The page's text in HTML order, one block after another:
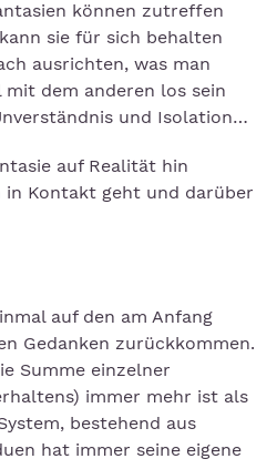
können zutreffen
sie für sich behalten
ausrichten, was man
dem anderen los sein
und Isolation…
auf Realität hin
in Kontakt geht und darüber
auf den am Anfang
Gedanken zurückkommen.
Summe einzelner
immer mehr ist als
bestehend aus
hat immer seine eigene